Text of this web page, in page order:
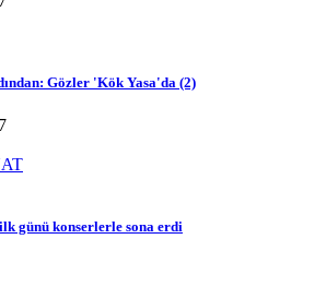
Gözler 'Kök Yasa'da (2)
günü konserlerle sona erdi